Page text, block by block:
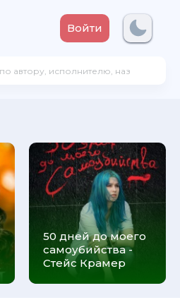
Войти
50 дней до моего
самоубийства -
Стейс Крамер